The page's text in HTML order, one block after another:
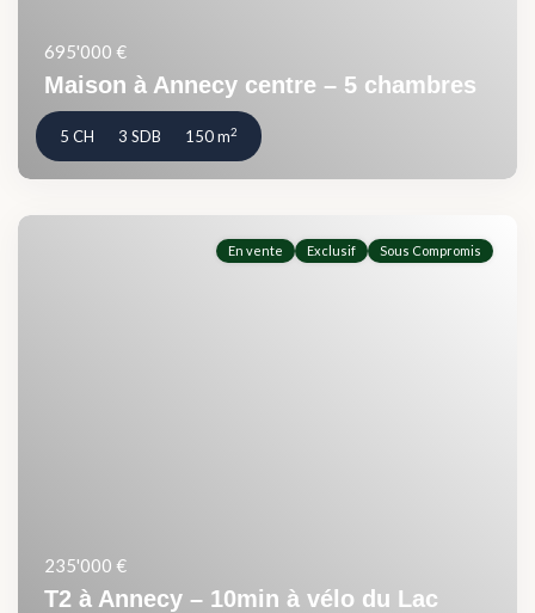
695'000 €
Maison à Annecy centre – 5 chambres
5 CH 3 SDB 150 m2
En vente Exclusif Sous Compromis
235'000 €
T2 à Annecy – 10min à vélo du Lac